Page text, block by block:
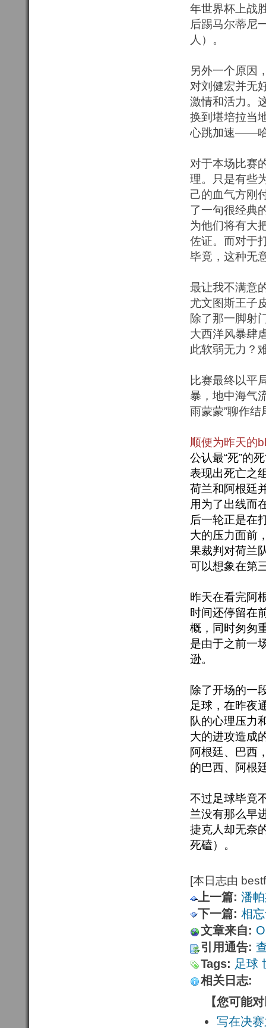
年世界杯上战
后踢马尔蒂尼
人）。
另外一个原因
对刘健宏并无
激情和活力。
换到堪培拉当
心跳加速——哈
对于本场比赛
理。只是有些
己的血气方刚
了一句很经典
为他们将有大
佐证。而对于
毕竟，这种无
最让我不满意
尤文图斯王子
除了那一脚射
大西洋风暴肆
此软弱无力？
比赛最终以平
暴，地中海气
雨蒙蒙”聊作结
顺便为昨天的
公认最“死”的
表现出死亡之
荷兰和阿根廷
用为了出线而
后一轮正是在
大的压力面前
果裁判对荷兰
可以想象在第
昨天在看完阿
时间还停留在
概，同时匆匆
是由于之前一
逊。
除了开场的一
足球，在昨夜
队的心理压力
大的进攻造成
阿根廷、巴西
的巴西、阿根
不过足球毕竟
兰没有那么早
捷克人却无奈
死磕）。
[本日志由
上一篇: 潘
下一篇: 相
文章来自:
引用通告:
Tags: 足球
相关日志:
【您可能
写在决